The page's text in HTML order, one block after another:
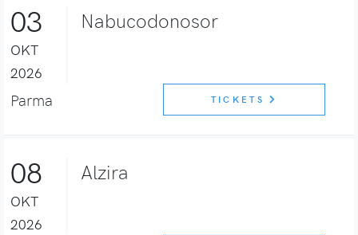
03
OKT
2026
Nabucodonosor
Parma TICKETS
08
OKT
2026
Alzira